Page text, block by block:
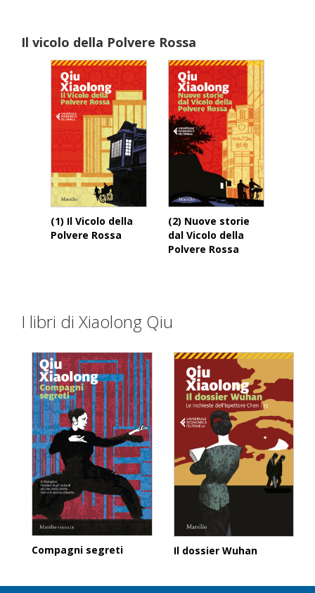
Il vicolo della Polvere Rossa
(1) Il Vicolo della
Polvere Rossa
(2) Nuove storie
dal Vicolo della
Polvere Rossa
I libri di Xiaolong Qiu
Compagni segreti Il dossier Wuhan